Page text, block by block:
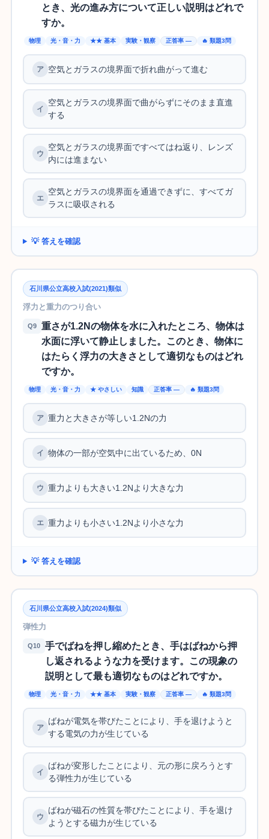
とき、光の進み方について正しい説明はどれで
すか。
物理 光・音・力 ★★ 基本 実験・観察 正答率 — 🔥 類題3問
空気とガラスの境界面で折れ曲がって進む
空気とガラスの境界面で曲がらずにそのまま直進
する
空気とガラスの境界面ですべてはね返り、レンズ
内には進まない
空気とガラスの境界面を通過できずに、すべてガ
ラスに吸収される
💡 答えを確認
石川県公立高校入試(2021)類似
浮力と重力のつり合い
Q9
重さが1.2Nの物体を水に入れたところ、物体は
水面に浮いて静止しました。このとき、物体に
はたらく浮力の大きさとして適切なものはどれ
ですか。
物理 光・音・力 ★ やさしい 知識 正答率 — 🔥 類題3問
重力と大きさが等しい1.2Nの力
物体の一部が空気中に出ているため、0N
重力よりも大きい1.2Nより大きな力
重力よりも小さい1.2Nより小さな力
💡 答えを確認
石川県公立高校入試(2024)類似
弾性力
Q10
手でばねを押し縮めたとき、手はばねから押
し返されるような力を受けます。この現象の
説明として最も適切なものはどれですか。
物理 光・音・力 ★★ 基本 実験・観察 正答率 — 🔥 類題3問
ばねが電気を帯びたことにより、手を退けようと
する電気の力が生じている
ばねが変形したことにより、元の形に戻ろうとす
る弾性力が生じている
ばねが磁石の性質を帯びたことにより、手を退け
ようとする磁力が生じている